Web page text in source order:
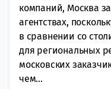
компаний, Москва
агентствах,
в сравнении со
для региональных
московских
чем...